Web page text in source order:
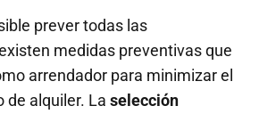
prever todas las
medidas preventivas que
arrendador para minimizar el
de alquiler. La selección